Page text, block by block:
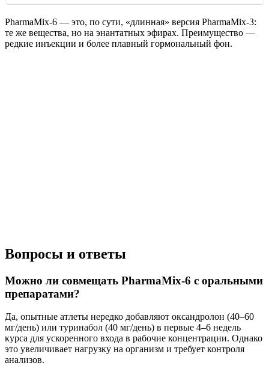
PharmaMix-6 — это, по сути, «длинная» версия PharmaMix-3:
те же вещества, но на энантатных эфирах. Преимущество —
редкие инъекции и более плавный гормональный фон.
Вопросы и ответы
Можно ли совмещать PharmaMix-6 с оральными
препаратами?
Да, опытные атлеты нередко добавляют оксандролон (40–60
мг/день) или туринабол (40 мг/день) в первые 4–6 недель
курса для ускоренного входа в рабочие концентрации. Однако
это увеличивает нагрузку на организм и требует контроля
анализов.